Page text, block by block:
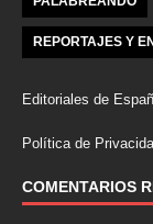
REPORTAJES Y
Editoriales de
Política de
COMENTARIOS